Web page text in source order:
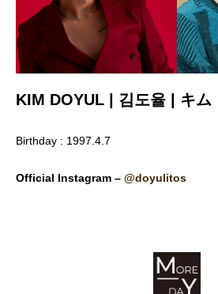
KIM DOYUL | 김도율 | キム
Birthday : 1997.4.7
Official Instagram – @doyulitos